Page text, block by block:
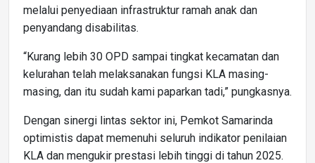
melalui penyediaan infrastruktur ramah anak dan
penyandang disabilitas.
“Kurang lebih 30 OPD sampai tingkat kecamatan dan
kelurahan telah melaksanakan fungsi KLA masing-
masing, dan itu sudah kami paparkan tadi,” pungkasnya.
Dengan sinergi lintas sektor ini, Pemkot Samarinda
optimistis dapat memenuhi seluruh indikator penilaian
KLA dan mengukir prestasi lebih tinggi di tahun 2025.